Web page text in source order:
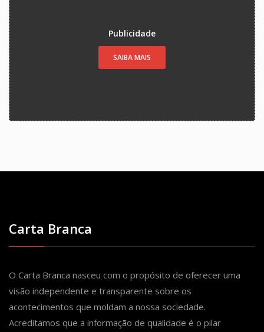
Publicidade
SAIBA MAIS
Carta Branca
O Carta Branca nasceu com o propósito de oferecer uma
visão independente e transparente sobre os
acontecimentos que moldam a nossa sociedade.
Acreditamos que a informação de qualidade é o pilar